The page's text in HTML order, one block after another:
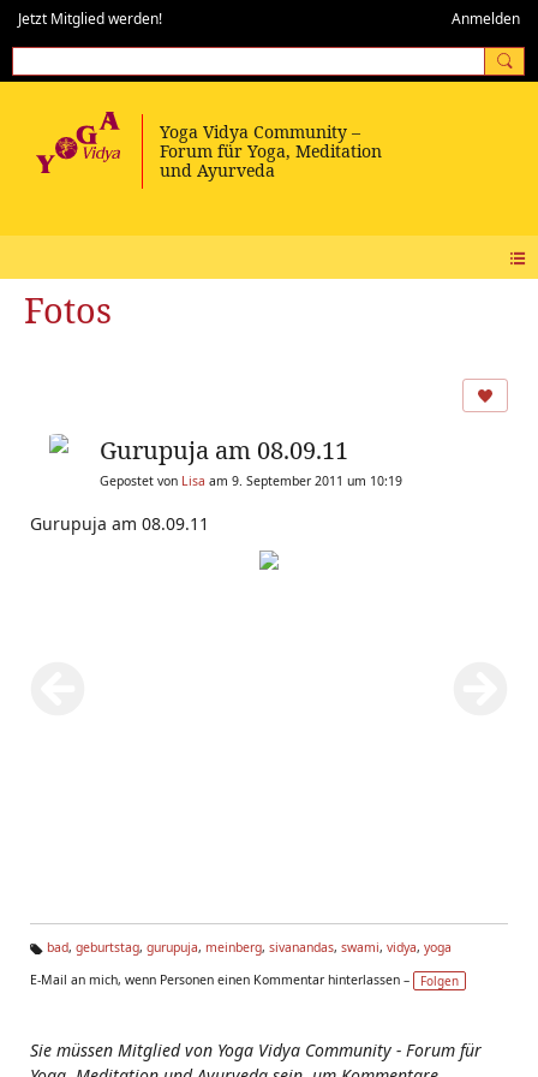
Jetzt Mitglied werden! Anmelden
Fotos
Gurupuja am 08.09.11
Gepostet von Lisa am 9. September 2011 um 10:19
Gurupuja am 08.09.11
g
bad, geburtstag, gurupuja, meinberg, sivanandas, swami, vidya, yoga
E-Mail an mich, wenn Personen einen Kommentar hinterlassen –
Folgen
Sie müssen Mitglied von Yoga Vidya Community - Forum für